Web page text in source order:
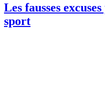
Les fausses
sport